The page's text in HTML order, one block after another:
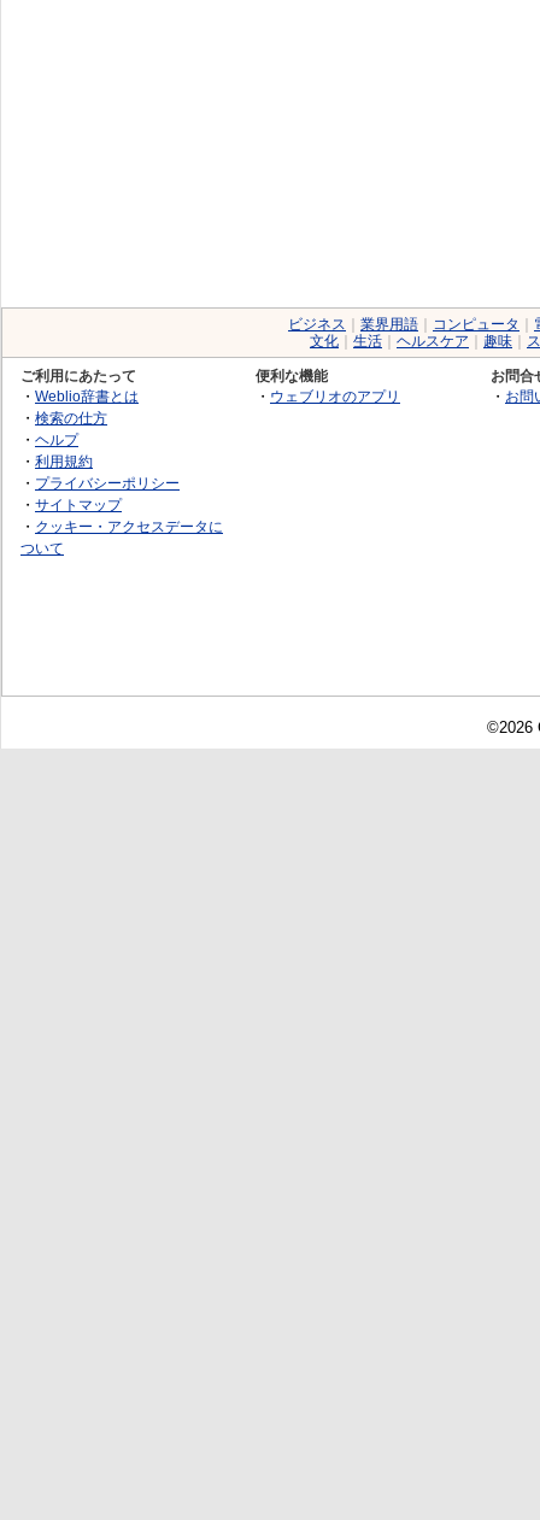
ビジネス 業界用語 コンピュータ
文化
生活 ヘルスケア 趣味
ご利用にあたって
・ Weblio辞書とは
・ 検索の仕方
・ ヘルプ
・ 利用規約
・ プライバシーポリシー
・ サイトマップ
・ クッキー・アクセスデータに
ついて
便利な機能
・ ウェブリオのアプリ
お問合
・ お問
©2026